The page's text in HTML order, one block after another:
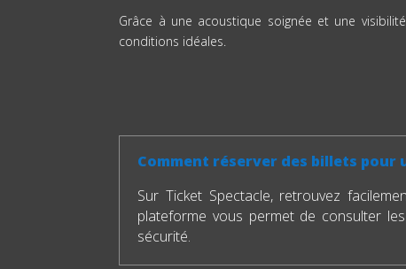
Grâce à une acoustique soignée et une
conditions idéales.
Comment réserver des billets pour
Sur Ticket Spectacle, retrouvez
plateforme vous permet de consulter
sécurité.